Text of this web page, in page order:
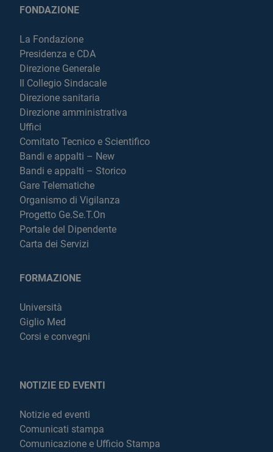
FONDAZIONE
La Fondazione
Presidenza e CDA
Direzione Generale
Il Collegio Sindacale
Direzione sanitaria
Direzione amministrativa
Uffici
Comitato Tecnico e Scientifico
Bandi e appalti – New
Bandi e appalti – Storico
Gare Telematiche
Organismo di Vigilanza
Progetto Ge.Se.T.On
Portale del Dipendente
Carta dei Servizi
FORMAZIONE
Università
Giglio Med
Corsi e convegni
NOTIZIE ED EVENTI
Notizie ed eventi
Comunicati stampa
Comunicazione e Ufficio Stampa